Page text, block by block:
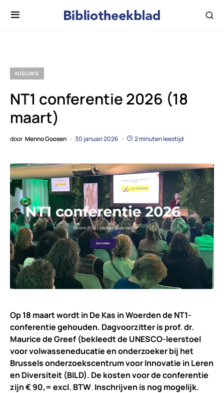
NIEUWS
NT1 conferentie 2026 (18
maart)
door Menno Goosen 30 januari 2026 2 minuten leestijd
Op 18 maart wordt in De Kas in Woerden de NT1-
conferentie gehouden. Dagvoorzitter is prof. dr.
Maurice de Greef (bekleedt de UNESCO-leerstoel
voor volwasseneducatie en onderzoeker bij het
Brussels onderzoekscentrum voor Innovatie in Leren
en Diversiteit (BILD). De kosten voor de conferentie
zijn € 90,= excl. BTW. Inschrijven is nog mogelijk.